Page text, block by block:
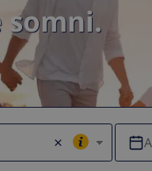
somni.
×